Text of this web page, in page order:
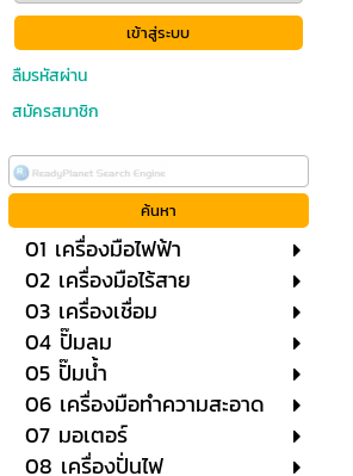
ลืมรหัสผ่าน
สมัครสมาชิก
01 เครื่องมือไฟฟ้า
02 เครื่องมือไร้สาย
03 เครื่องเชื่อม
04 ปั๊มลม
05 ปั๊มน้ำ
06 เครื่องมือทำความสะอาด
07 มอเตอร์
08 เครื่องปั่นไฟ